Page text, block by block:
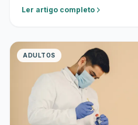
Ler artigo completo
ADULTOS